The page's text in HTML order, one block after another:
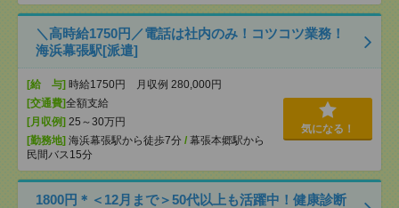
＼高時給1750円／電話は社内のみ！コツコツ業務！
海浜幕張駅[派遣]
[給 与] 時給1750円 月収例 280,000円
[交通費]全額支給
[月収例] 25～30万円
[勤務地] 海浜幕張駅から徒歩7分 / 幕張本郷駅から
民間バス15分
気になる！
1800円＊＜12月まで＞50代以上も活躍中！健康診断